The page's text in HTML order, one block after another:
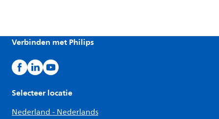
Verbinden met Philips
Selecteer locatie
Nederland - Nederlands